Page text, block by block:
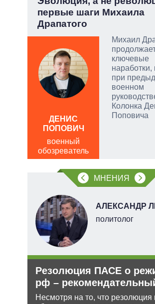
первые шаги Михаила
Драпатого
Михаил
ключевые
при
военном
Колонка
Поповича
ДЕНИС
ПОПОВИЧ
военный
обозреватель
МНЕНИЯ
АЛЕКСАНДР
политолог
Резолюция ПАСЕ о
рф –
Несмотря на то, что резолюция